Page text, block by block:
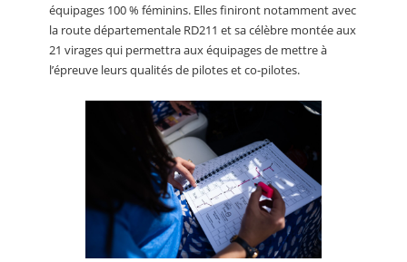
équipages 100 % féminins. Elles finiront notamment avec
la route départementale RD211 et sa célèbre montée aux
21 virages qui permettra aux équipages de mettre à
l’épreuve leurs qualités de pilotes et co-pilotes.